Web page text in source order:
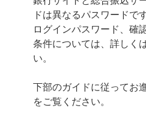
ドは異なるパスワードです
ログインパスワード、確
条件については、詳しく
い。
下部のガイドに従ってお
をご覧ください。